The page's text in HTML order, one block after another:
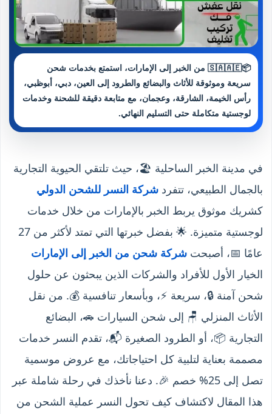
📦🇸🇦🇦🇪 من الخبر إلى الإمارات، استمتع بخدمات شحن
سريعة وموثوقة للأثاث والبضائع والطرود إلى العين، دبي، أبوظبي،
رأس الخيمة، الشارقة، وعجمان، مع متابعة دقيقة للشحنة وخدمات
لوجستية متكاملة حتى التسليم النهائي.
في مدينة الخبر الساحلية 🏖️، حيث تلتقي الحيوية التجارية
بالجمال الطبيعي، تتفرد شركة النسر للشحن الدولي
كشريك موثوق يربط الخبر بالإمارات من خلال خدمات
لوجستية متميزة. 🌟 بفضل خبرتها التي تمتد لأكثر من 27
عامًا 📅، أصبحت شركة شحن من الخبر إلى الإمارات
الخيار الأول للأفراد والشركات الذين يبحثون عن حلول
شحن آمنة 🔒، سريعة ⚡، وبأسعار تنافسية 💰. من نقل
الأثاث المنزلي 🪑 إلى شحن السيارات 🚗، البضائع
التجارية 📦، أو الطرود الصغيرة 📬، تقدم النسر خدمات
مصممة بعناية لتلبية كل احتياجاتك، مع عروض موسمية
تصل إلى 25% خصم 🎉. دعنا نأخذك في رحلة شاملة عبر
هذا المقال لاكتشاف كيف تحول النسر عملية الشحن من